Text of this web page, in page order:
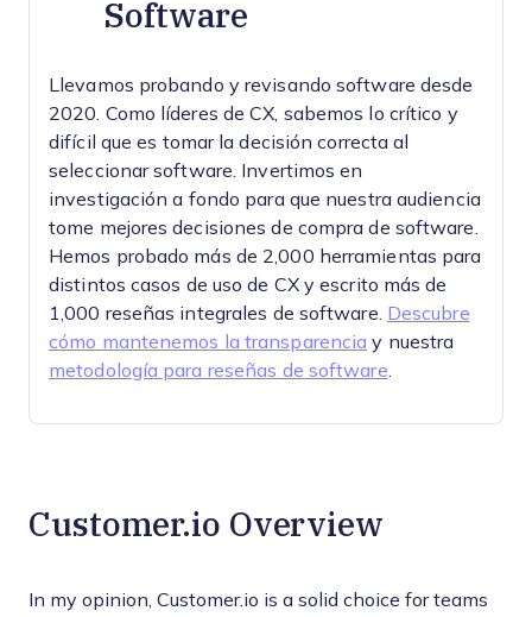
Software
Llevamos probando y revisando software desde
2020. Como líderes de CX, sabemos lo crítico y
difícil que es tomar la decisión correcta al
seleccionar software. Invertimos en
investigación a fondo para que nuestra audiencia
tome mejores decisiones de compra de software.
Hemos probado más de 2,000 herramientas para
distintos casos de uso de CX y escrito más de
1,000 reseñas integrales de software. Descubre
cómo mantenemos la transparencia y nuestra
metodología para reseñas de software
Customer.io Overview
In my opinion, Customer.io is a solid choice for teams